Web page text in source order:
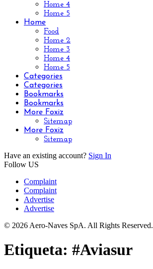
Home 4
Home 5
Home
Food
Home 2
Home 3
Home 4
Home 5
Categories
Categories
Bookmarks
Bookmarks
More Foxiz
Sitemap
More Foxiz
Sitemap
Have an existing account? Sign In
Follow US
Complaint
Complaint
Advertise
Advertise
© 2026 Aero-Naves SpA. All Rights Reserved.
Etiqueta: #Aviasur